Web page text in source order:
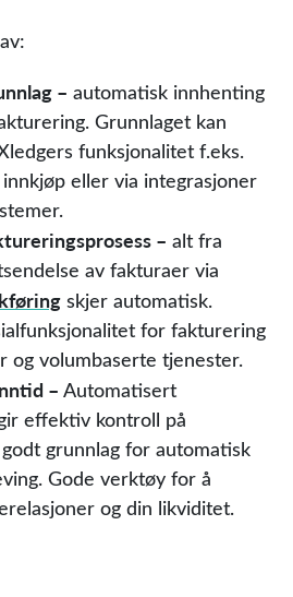
– automatisk innhenting
Grunnlaget kan
funksjonalitet f.eks.
eller via integrasjoner
– alt fra
av fakturaer via
skjer automatisk.
for fakturering
og volumbaserte tjenester.
– Automatisert
effektiv kontroll på
grunnlag for automatisk
Gode verktøy for å
og din likviditet.